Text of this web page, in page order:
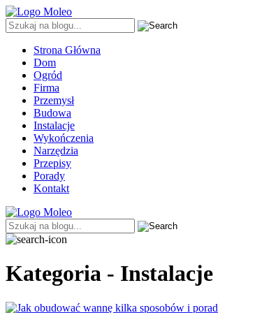
Strona Główna
Dom
Ogród
Firma
Przemysł
Budowa
Instalacje
Wykończenia
Narzędzia
Przepisy
Porady
Kontakt
Kategoria - Instalacje